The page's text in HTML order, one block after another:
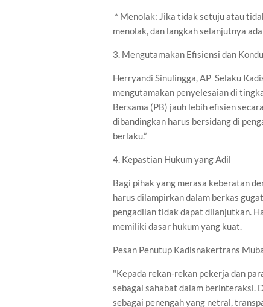
* Menolak: Jika tidak setuju atau
menolak, dan langkah selanjutnya
3. Mengutamakan Efisiensi dan
Herryandi Sinulingga, AP Selaku
mengutamakan penyelesaian di
Bersama (PB) jauh lebih efisien
dibandingkan harus bersidang di
berlaku.”
4. Kepastian Hukum yang Adil
Bagi pihak yang merasa keberatan
harus dilampirkan dalam berkas
pengadilan tidak dapat dilanjutkan.
memiliki dasar hukum yang kuat.
Pesan Penutup Kadisnakertrans
"Kepada rekan-rekan pekerja dan
sebagai sahabat dalam berinteraksi.
sebagai penengah yang netral,